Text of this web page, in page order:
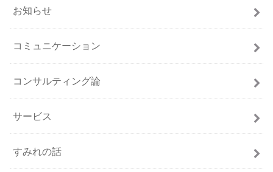
お知らせ
コミュニケーション
コンサルティング論
サービス
すみれの話